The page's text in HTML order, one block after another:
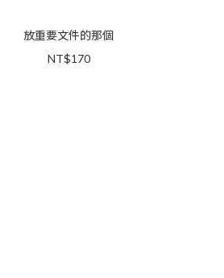
放重要文件的那個
NT$170